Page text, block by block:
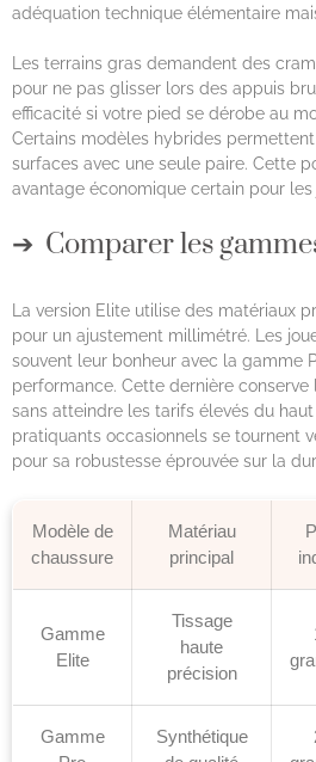
adéquation technique élémentaire
Les terrains gras demandent des
pour ne pas glisser lors des appuis
efficacité si votre pied se dérobe au
Certains modèles hybrides
surfaces avec une seule paire. Cette
avantage économique certain pour
Comparer les
La version Elite utilise des matériaux
pour un ajustement millimétré. Les
souvent leur bonheur avec la gamme
performance. Cette dernière
sans atteindre les tarifs élevés du
pratiquants occasionnels se tournent
pour sa robustesse éprouvée sur la
Modèle de
chaussure
Matériau
principal
Gamme
Elite
Tissage
haute
précision
Gamme
Synthétique